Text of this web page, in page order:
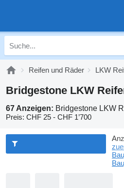
Reifen und Räder LKW
Bridgestone LKW
67 Anzeigen: Bridgestone LKW
Preis: CHF 25 - CHF 1’700